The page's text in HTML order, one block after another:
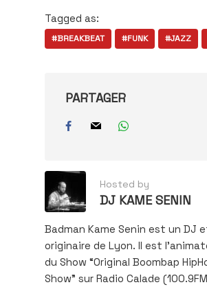
Tagged as:
#BREAKBEAT #FUNK #JAZZ
PARTAGER
Hosted by
DJ KAME SENIN
Badman Kame Senin est un DJ
originaire de Lyon. Il est
du Show “Original Boombap
Show” sur Radio Calade